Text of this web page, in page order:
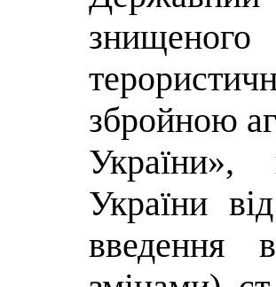
збройною
України»,
України
введення